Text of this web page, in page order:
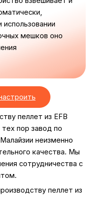
мешков оно
пеллет из EFB
пор завод по
неизменно
качества. Мы
сотрудничества с
пеллет из